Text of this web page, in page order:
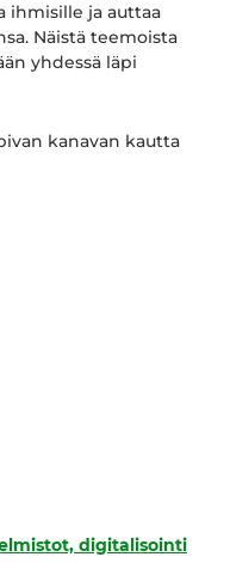
ihmisille ja auttaa
Näistä teemoista
yhdessä läpi
kanavan kautta
digitalisointi